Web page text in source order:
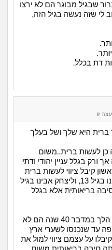
שבגיל מבוגר הם לא ירצו
8 ימים וטוב לי שזה נעשה בגיל הזה,
דת בכלל.
זו
היא שלך ושל בעלך
כן לעשות ברית..משום
ורק בגלל עניין יהודי ודתי
קיבל ציווי לעשות ברית
בגיל 99 לעצמו ולישמעאל בנו בגיל 13, וליצחק אבינו בגיל
סיבה בריאותית אלא בגלל
אגלה לך סוד..כשעם ישראל הלך במדבר 40 שנה הם לא
עד שנכנסו לשערי ארץ
על עצמם ציווי למול את